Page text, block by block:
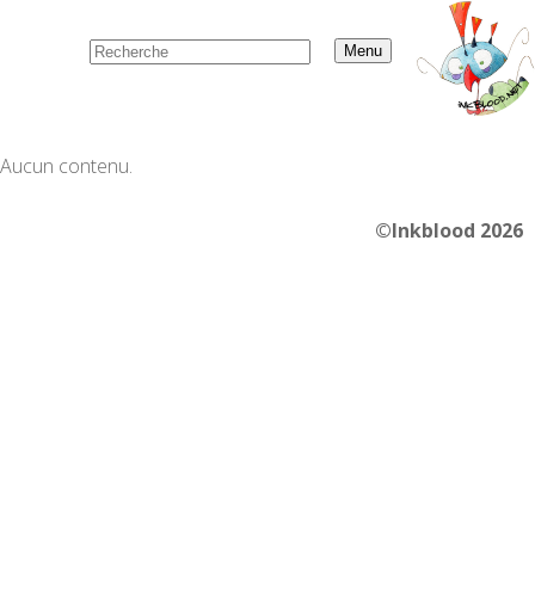
Menu
Aucun contenu.
©Inkblood 2026